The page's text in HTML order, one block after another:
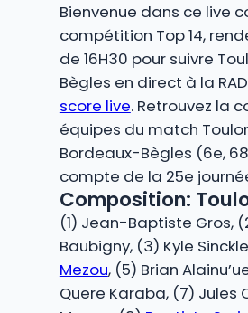
Bienvenue dans ce live
compétition Top 14,
de 16H30 pour suivre
Bègles en direct à la
score live. Retrouvez la
équipes du match
Bordeaux-Bègles (6e,
compte de la 25e
Composition:
(1) Jean-Baptiste Gros,
Baubigny, (3) Kyle
Mezou, (5) Brian
Quere Karaba, (7) Jules